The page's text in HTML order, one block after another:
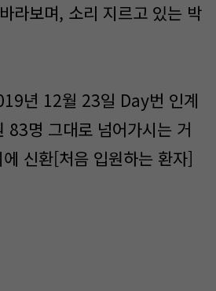
라보며, 소리 지르고 있는 박
년 12월 23일 Day번 인계
83명 그대로 넘어가시는 거
신환[처음 입원하는 환자]